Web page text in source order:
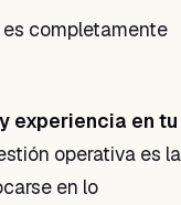
es completamente
experiencia en tu
operativa es la
en lo